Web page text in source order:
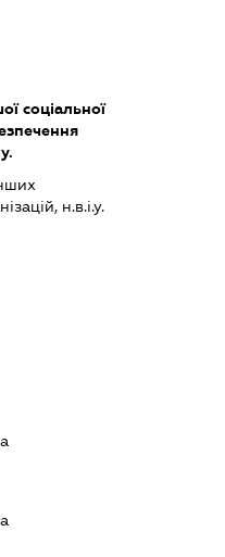
соціальної
н.в.і.у.